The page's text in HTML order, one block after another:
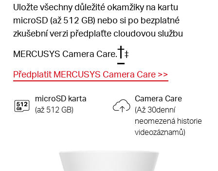
Uložte všechny důležité okamžiky na kartu
microSD (až 512 GB) nebo si po bezplatné
zkušební verzi předplaťte cloudovou službu
MERCUSYS Camera Care.†‡
Předplatit MERCUSYS Camera Care >>
microSD karta
(až 512 GB)
Camera Care
(Až 30denní
neomezená historie
videozáznamů)